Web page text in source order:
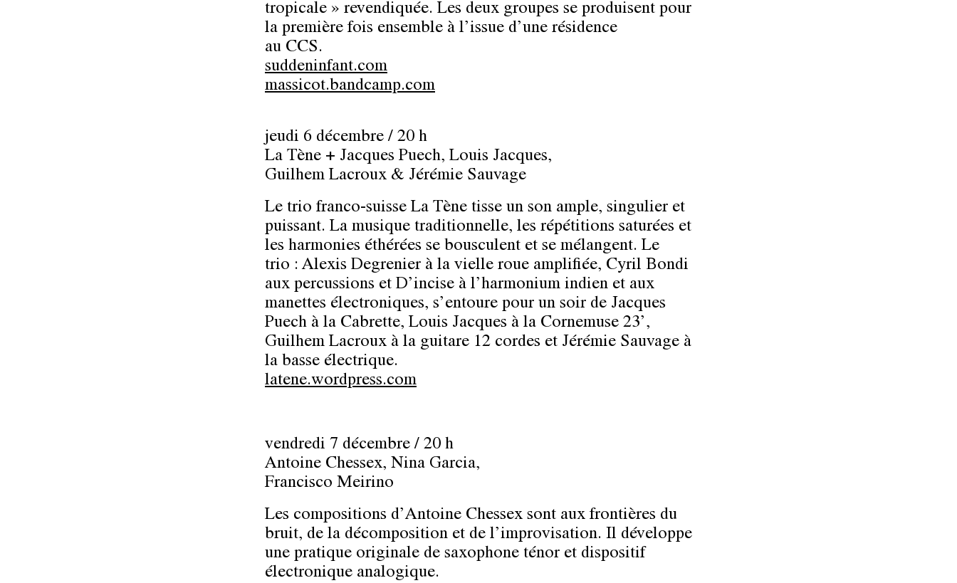
tropicale » revendiquée. Les deux groupes se produisent pour
la première fois ensemble à l’issue d’une résidence
au CCS.
suddeninfant.com
massicot.bandcamp.com
jeudi 6 décembre / 20 h
La Tène + Jacques Puech, Louis Jacques,
Guilhem Lacroux & Jérémie Sauvage
Le trio franco-suisse La Tène tisse un son ample, singulier et
puissant. La musique traditionnelle, les répétitions saturées et
les harmonies éthérées se bousculent et se mélangent. Le
trio : Alexis Degrenier à la vielle roue amplifiée, Cyril Bondi
aux percussions et D’incise à l’harmonium indien et aux
manettes électroniques, s’entoure pour un soir de Jacques
Puech à la Cabrette, Louis Jacques à la Cornemuse 23’,
Guilhem Lacroux à la guitare 12 cordes et Jérémie Sauvage à
la basse électrique.
latene.wordpress.com
vendredi 7 décembre / 20 h
Antoine Chessex, Nina Garcia,
Francisco Meirino
Les compositions d’Antoine Chessex sont aux frontières du
bruit, de la décomposition et de l’improvisation. Il développe
une pratique originale de saxophone ténor et dispositif
électronique analogique.